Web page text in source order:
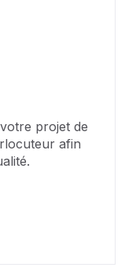
projet de
afin